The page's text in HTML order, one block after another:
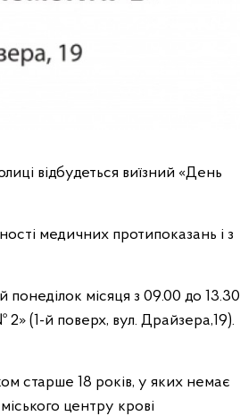
відбудеться виїзний «День
медичних протипоказань і з
місяця з 09.00 до 13.30
(1-й поверх, вул. Драйзера,19).
старше 18 років, у яких немає
центру крові